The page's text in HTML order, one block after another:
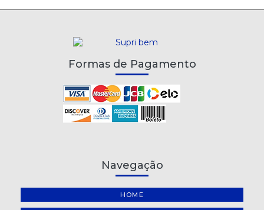
Formas de Pagamento
Navegação
HOME